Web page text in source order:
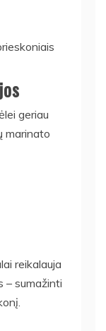
geriau
marinato
reikalauja
– sumažinti